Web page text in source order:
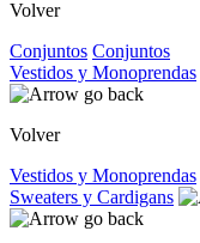
Volver
Conjuntos Conjuntos
Vestidos y Monoprendas
Volver
Vestidos y Monoprendas
Sweaters y Cardigans